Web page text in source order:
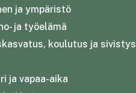
ja ympäristö
ja työelämä
koulutus ja sivistys
ja vapaa-aika